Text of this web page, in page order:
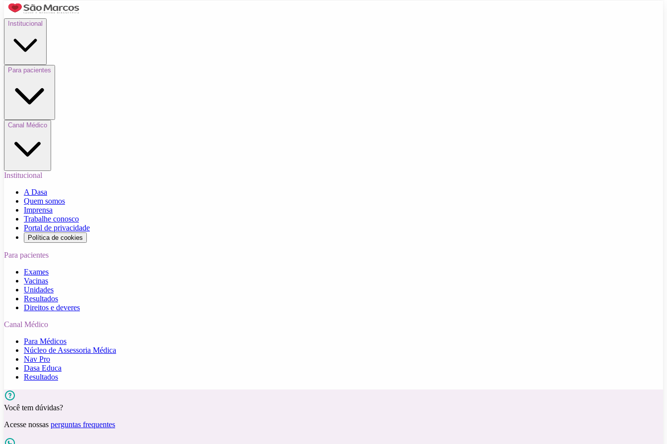
Institucional
Para pacientes
Canal Médico
Institucional
A Dasa
Quem somos
Imprensa
Trabalhe conosco
Portal de privacidade
Política de cookies
Para pacientes
Exames
Vacinas
Unidades
Resultados
Direitos e deveres
Canal Médico
Para Médicos
Núcleo de Assessoria Médica
Nav Pro
Dasa Educa
Resultados
Você tem dúvidas?
Acesse nossas perguntas frequentes